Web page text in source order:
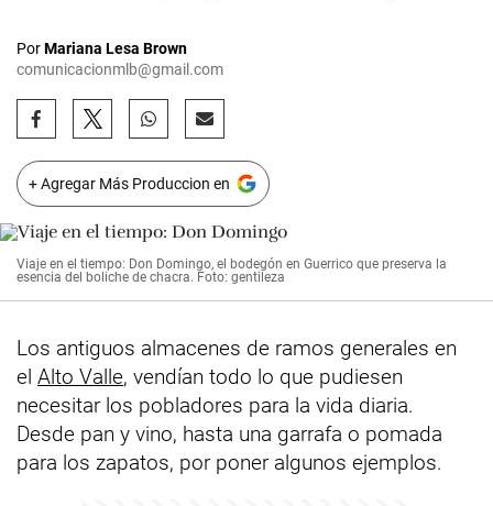
PorMariana Lesa Brown
comunicacionmlb@gmail.com
+ Agregar Más Produccion en
Viaje en el tiempo: Don Domingo, el bodegón en Guerrico que preserva la
esencia del boliche de chacra. Foto: gentileza
Los antiguos almacenes de ramos generales en
el Alto Valle, vendían todo lo que pudiesen
necesitar los pobladores para la vida diaria.
Desde pan y vino, hasta una garrafa o pomada
para los zapatos, por poner algunos ejemplos.